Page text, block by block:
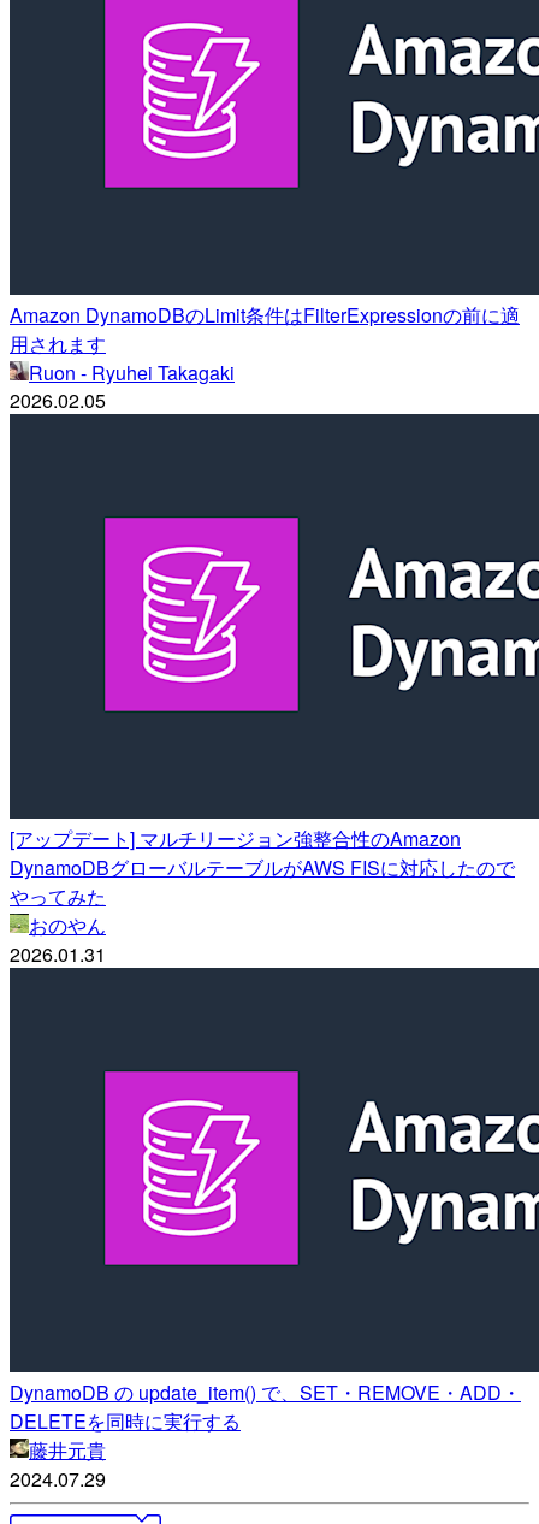
Amazon DynamoDBのLimit条件はFilterExpressionの前に適
用されます
Ruon - Ryuhei Takagaki
2026.02.05
[アップデート] マルチリージョン強整合性のAmazon
DynamoDBグローバルテーブルがAWS FISに対応したので
やってみた
おのやん
2026.01.31
DynamoDB の update_item() で、SET・REMOVE・ADD・
DELETEを同時に実行する
藤井元貴
2024.07.29